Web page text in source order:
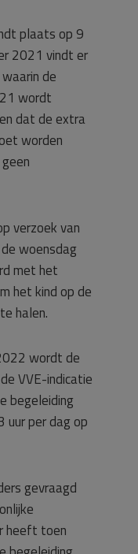
plaats op 9
2021 vindt er
de
wordt
dat de extra
worden
verzoek van
woensdag
met het
het kind op de
halen.
wordt de
VVE-indicatie
begeleiding
uur per dag op
gevraagd
heeft toen